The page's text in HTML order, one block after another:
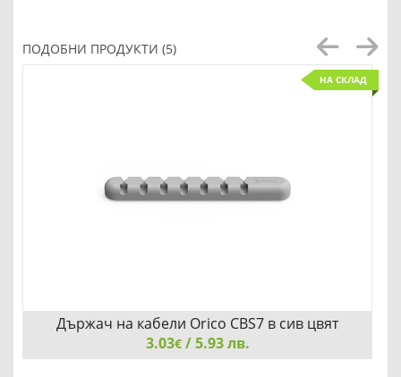
ПОДОБНИ ПРОДУКТИ (5)
НА СКЛАД
Държач на кабели Orico CBS7 в сив цвят
3.03€/ 5.93 лв.